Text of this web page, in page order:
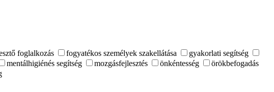
foglalkozás fogyatékos személyek szakellátása
gyakorlati segítség
mentálhigiénés segítség mozgásfejlesztés önkéntesség
örökbefogadás